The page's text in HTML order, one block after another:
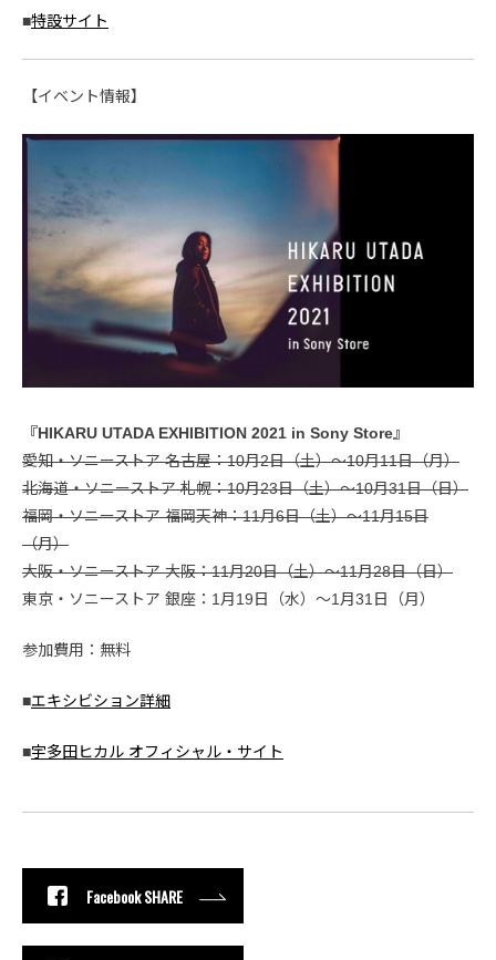
■特設サイト
【イベント情報】
『HIKARU UTADA EXHIBITION 2021 in Sony Store』
愛知・ソニーストア 名古屋：10月2日（土）～10月11日（月）
北海道・ソニーストア 札幌：10月23日（土）～10月31日（日）
福岡・ソニーストア 福岡天神：11月6日（土）～11月15日
（月）
大阪・ソニーストア 大阪：11月20日（土）～11月28日（日）
東京・ソニーストア 銀座：1月19日（水）～1月31日（月）
参加費用：無料
■エキシビション詳細
■宇多田ヒカル オフィシャル・サイト
Facebook SHARE